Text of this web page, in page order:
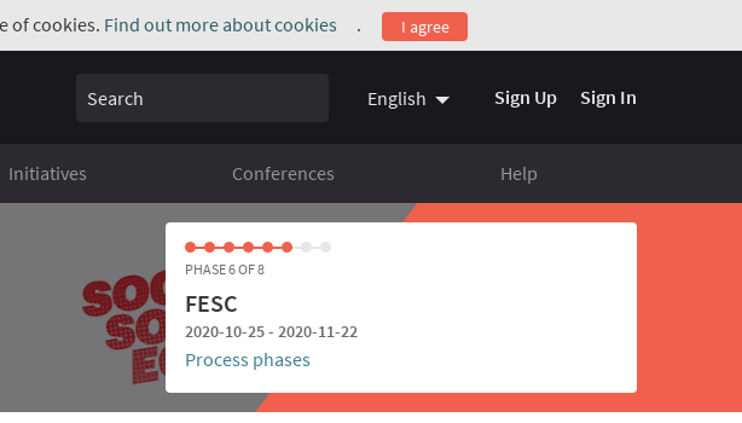
of cookies. Find out more about cookies
(External link)
. I agree
Search English Sign Up Sign In
Initiatives Conferences Help
PHASE 6 OF 8
FESC
2020-10-25 - 2020-11-22
Process phases